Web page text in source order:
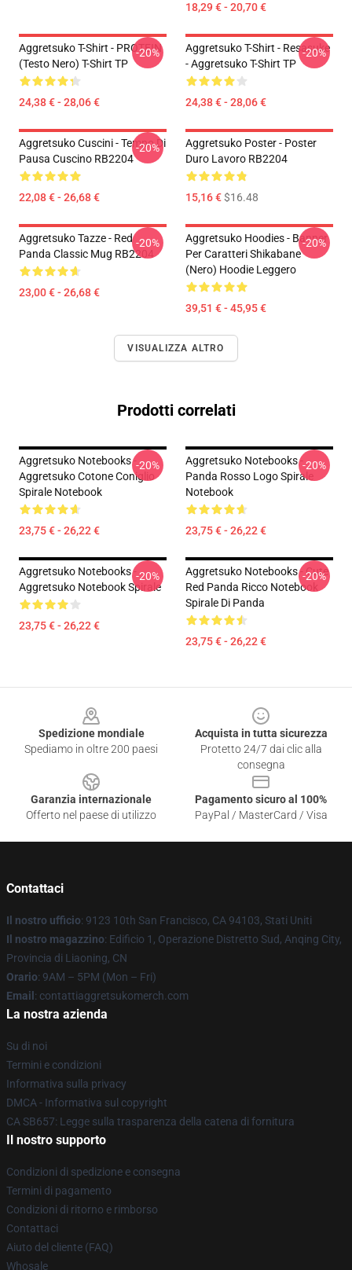
18,29 € - 20,70 €
Aggretsuko T-Shirt - PROTEIN
(testo Nero) T-Shirt TP
24,38 € - 28,06 €
-20%
Aggretsuko T-Shirt - Resasuke
- Aggretsuko T-Shirt TP
24,38 € - 28,06 €
-20%
Aggretsuko Cuscini - Tempo Di
Pausa Cuscino RB2204
22,08 € - 26,68 €
-20%
Aggretsuko Poster - Poster
Duro Lavoro RB2204
15,16 €$16.48
Aggretsuko Tazze - Red
Panda Classic Mug RB2204
23,00 € - 26,68 €
-20%
Aggretsuko Hoodies - Banner
Per Caratteri Shikabane
(nero) Hoodie Leggero
39,51 € - 45,95 €
-20%
VISUALIZZA ALTRO
Prodotti correlati
Aggretsuko Notebooks -
Aggretsuko Cotone Coniglio
Spirale Notebook
23,75 € - 26,22 €
-20%
Aggretsuko Notebooks -
Panda Rosso Logo Spirale
Notebook
23,75 € - 26,22 €
-20%
Aggretsuko Notebooks -
Aggretsuko Notebook Spirale
23,75 € - 26,22 €
-20%
Aggretsuko Notebooks - Cute
Red Panda Ricco Notebook
Spirale Di Panda
23,75 € - 26,22 €
-20%
Spedizione mondiale
Spediamo in oltre 200 paesi
Acquista in tutta sicurezza
Protetto 24/7 dai clic alla
consegna
Garanzia internazionale
Offerto nel paese di utilizzo
Pagamento sicuro al 100%
PayPal / MasterCard / Visa
Contattaci
Il nostro ufficio: 9123 10th San Francisco, CA 94103, Stati Uniti
Il nostro magazzino: Edificio 1, Operazione Distretto Sud, Anqing City,
Provincia di Liaoning, CN
Orario: 9AM – 5PM (Mon – Fri)
Email : contattiaggretsukomerch.com
La nostra azienda
Su di noi
Termini e condizioni
Informativa sulla privacy
DMCA - Informativa sul copyright
CA SB657: Legge sulla trasparenza della catena di fornitura
Il nostro supporto
Condizioni di spedizione e consegna
Termini di pagamento
Condizioni di ritorno e rimborso
Contattaci
Aiuto del cliente (FAQ)
Whosale